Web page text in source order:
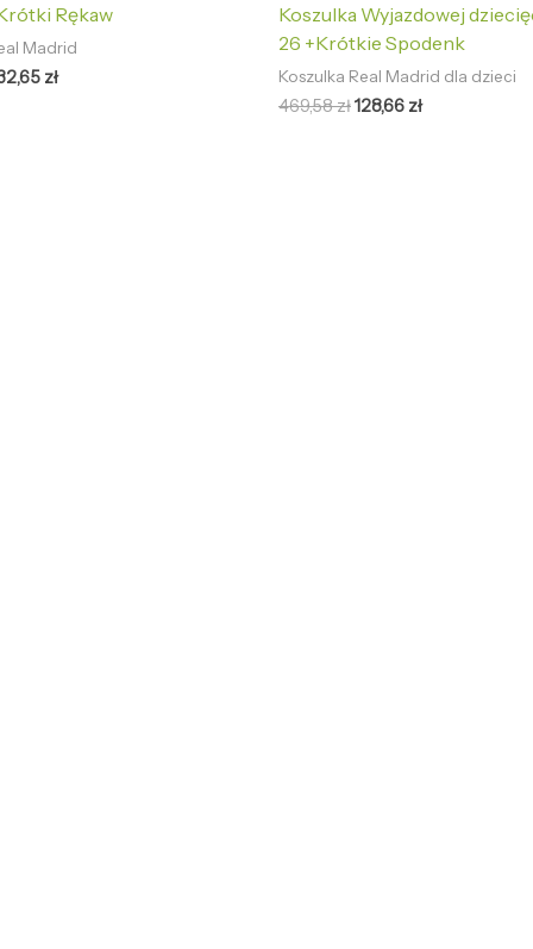
Rękaw
Madrid
zł
Koszulka Wyjazdowej
26 +Krótkie Spodenk
Koszulka Real Madrid dla dzieci
469,58zł128,66 zł